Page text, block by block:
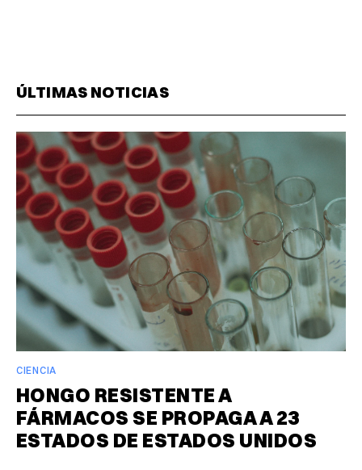
ÚLTIMAS NOTICIAS
CIENCIA
HONGO RESISTENTE A
FÁRMACOS SE PROPAGA A 23
ESTADOS DE ESTADOS UNIDOS